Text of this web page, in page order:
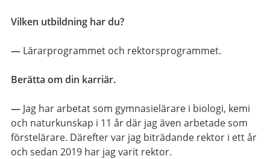
Vilken utbildning har du?
— Lärarprogrammet och rektorsprogrammet.
Berätta om din karriär.
— Jag har arbetat som gymnasielärare i biologi, kemi
och naturkunskap i 11 år där jag även arbetade som
förstelärare. Därefter var jag biträdande rektor i ett år
och sedan 2019 har jag varit rektor.